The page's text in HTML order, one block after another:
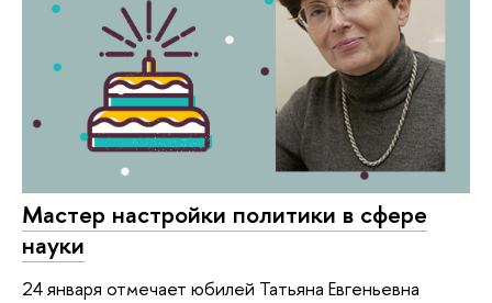
Мастер настройки политики в сфере
науки
24 января отмечает юбилей Татьяна Евгеньевна